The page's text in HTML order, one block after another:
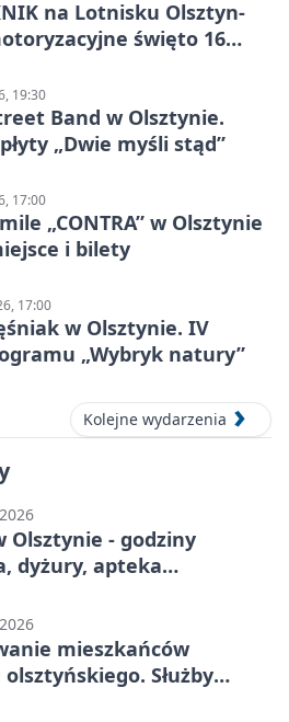
na Lotnisku Olsztyn-
święto 16
19:30
Band w Olsztynie.
„Dwie myśli stąd”
17:00
„CONTRA” w Olsztynie
i bilety
17:00
w Olsztynie. IV
„Wybryk natury”
Kolejne wydarzenia
Olsztynie - godziny
dyżury, apteka
mieszkańców
Służby